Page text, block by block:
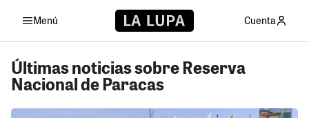
Menú Cuenta
Últimas noticias sobre Reserva
Nacional de Paracas